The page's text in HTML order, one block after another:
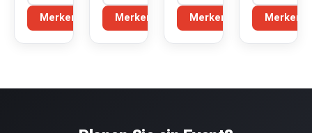
Merken Merken Merken Merken